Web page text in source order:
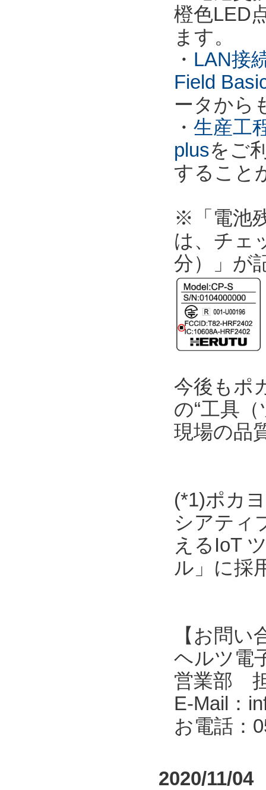
橙色LED
ます。
・ LAN接
Field
ータから
・ 生産工
plusをご
すること
※「電池
は、チェ
分）」が
今後もポ
の“工具
現場の品
(*1)ポカ
シアティ
えるIoT
ル」に採
【お問い
ヘルツ電
営業部
E-Mail：
お電話：
2020/11/04